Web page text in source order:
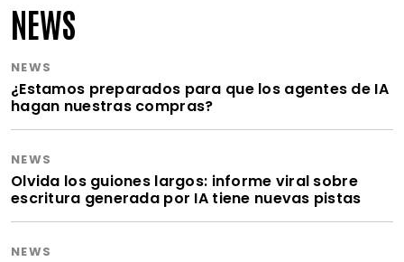
NEWS
NEWS
¿Estamos preparados para que los agentes de IA
hagan nuestras compras?
NEWS
Olvida los guiones largos: informe viral sobre
escritura generada por IA tiene nuevas pistas
NEWS